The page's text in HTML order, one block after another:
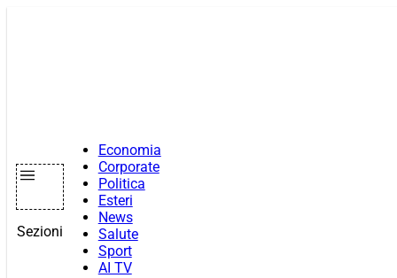
Sezioni
Economia
Corporate
Politica
Esteri
News
Salute
Sport
AI TV